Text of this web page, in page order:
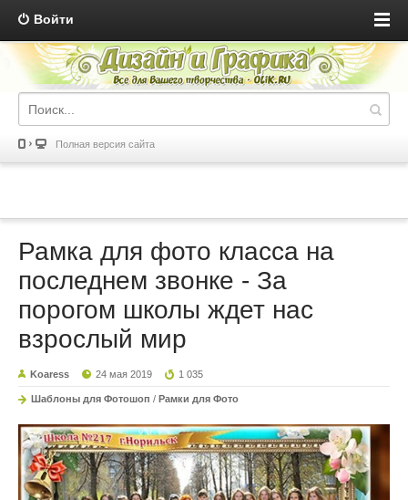
Войти
Полная версия сайта
Рамка для фото класса на
последнем звонке - За
порогом школы ждет нас
взрослый мир
Koaress 24 мая 2019 1 035
Шаблоны для Фотошоп / Рамки для Фото